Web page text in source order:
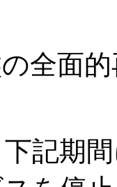
の全面
記期